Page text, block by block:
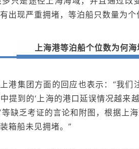
出现严重拥堵，等泊船只数量为个
上海港等泊船个位数为何
港集团方面的回应也表示：“我们
提到的‘上海的港口延误情况越来
缺乏考证的言论和附图，根据上
箱船未见拥堵。”